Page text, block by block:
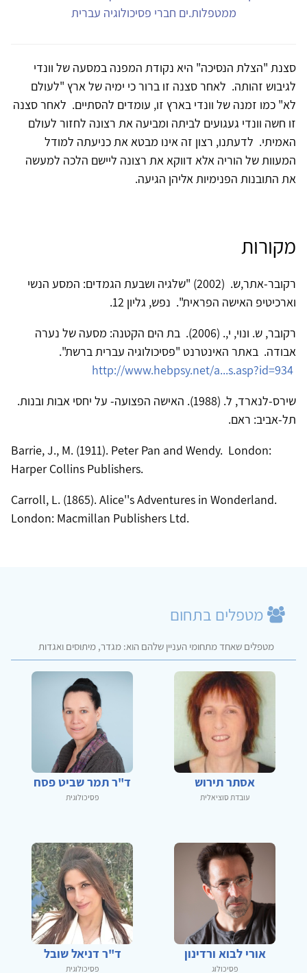
ממטפלות.ים חברי פסיכולוגיה עברית
סצנת "הצלת הנסיכה" היא נקודת המפנה במסעה של וונדי
לגיבוש זהותה. לאחר סצנה זו ברור כי ימיה של ארץ "לעולם
לא" כמו זמנה של וונדי בארץ זו, עומדים להסתיים. לאחר סצנה
זו חשה וונדי געגועים לביתה ומביעה את רצונה לחזור לעולם
האמיתי. לדעתנו, רצון זה אינו מבטא את כניעתה למודל
המעוות של הוריה אלא דווקא את רצונה ליישם הלכה למעשה
את התובנות הפנימיות אליהן הגיעה.
מקורות
רקובר-אתר,ש. (2002) "שלגיה ושבעת הגמדים: המסע הנשי
וארכיטיפ האישה הפראית". נפש, גליון 12.
רקובר, ש. ונוי, י,. (2006). בת הים הקטנה: מסעה של נערה
אבודה. באתר האינטרנט "פסיכולוגיה עברית ברשת".
http://www.hebpsy.net/a...s.asp?id=934
שירס-לנארד, ל. (1988). האישה הפצועה- על יחסי אבות ובנות.
תל-אביב: ראם.
Barrie, J., M. (1911). Peter Pan and Wendy. London:
Harper Collins Publishers.
Carroll, L. (1865). Alice''s Adventures in Wonderland.
London: Macmillan Publishers Ltd.
מטפלים בתחום
מטפלים שאחד מתחומי העניין שלהם הוא: מגדר, מיתוסים ואגדות
אסתר תירוש
עובדת סוציאלית
ד"ר תמר שביט פסח
פסיכולוגית
אורי לבוא ורדינון
פסיכולוג
ד"ר דניאל שובל
פסיכולוגית